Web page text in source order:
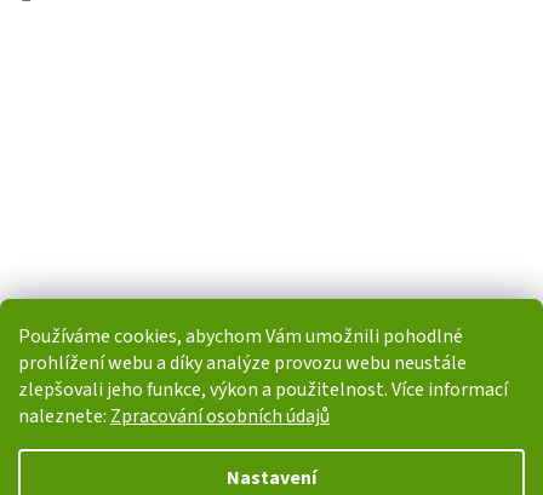
Používáme cookies, abychom Vám umožnili pohodlné
prohlížení webu a díky analýze provozu webu neustále
zlepšovali jeho funkce, výkon a použitelnost. Více informací
naleznete: Zpracování osobních údajů
Nastavení